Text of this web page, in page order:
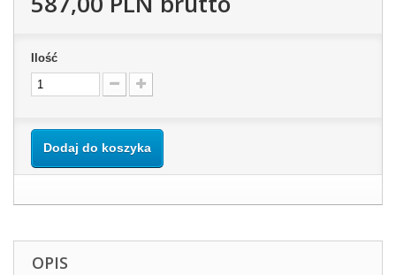
Ilość
Dodaj do koszyka
OPIS